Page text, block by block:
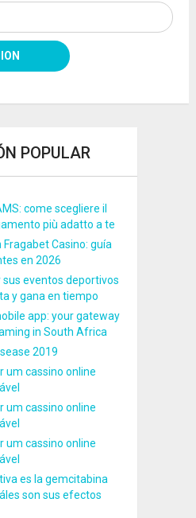
POPULAR
come scegliere il
più adatto a te
Casino: guía
en 2026
sus eventos deportivos
y gana en tiempo
app: your gateway
in South Africa
2019
um cassino online
um cassino online
um cassino online
es la gemcitabina
son sus efectos